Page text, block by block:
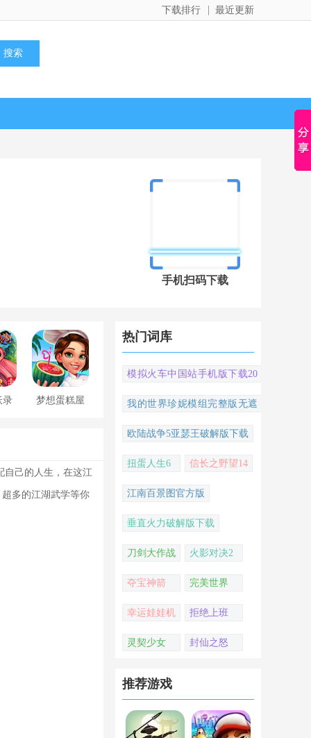
最近更新
下载排行
手机扫码下载
录 梦想蛋糕屋
自己的人生，在这江
多的江湖武学等你
热门词库
模拟火车中国站手机版下载20
我的世界珍妮模组完整版无遮
欧陆战争5亚瑟王破解版下载
扭蛋人生6 信长之野望14
江南百景图官方版
垂直火力破解版下载
刀剑大作战 火影对决2
夺宝神箭 完美世界
幸运娃娃机 拒绝上班
灵契少女 封仙之怒
推荐游戏